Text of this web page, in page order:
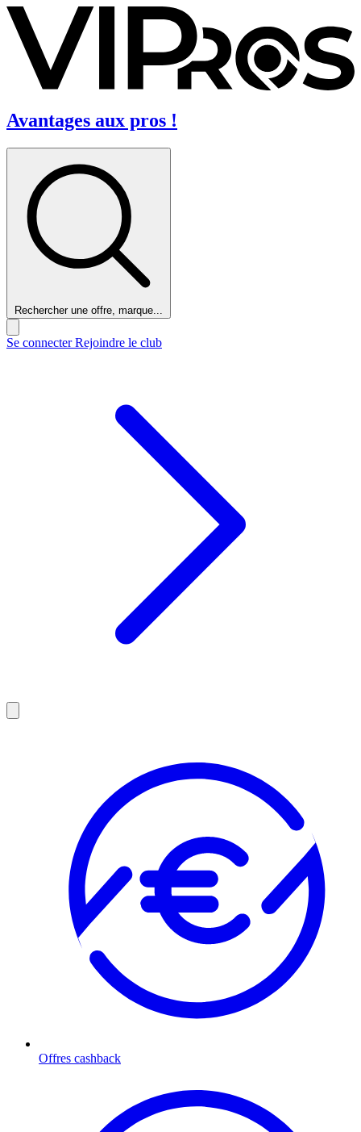
Avantages aux pros !
Rechercher une offre, marque...
Se connecterRejoindre le club
Offres cashback